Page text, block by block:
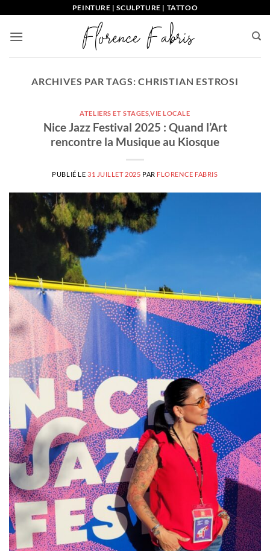
contenu
PEINTURE | SCULPTURE | TATTOO
ARCHIVES PAR TAGS:CHRISTIAN ESTROSI
ATELIERS ET STAGES,VIE LOCALE
Nice Jazz Festival 2025 : Quand l’Art
rencontre la Musique au Kiosque
PUBLIÉ LE 31 JUILLET 2025 PAR FLORENCE FABRIS